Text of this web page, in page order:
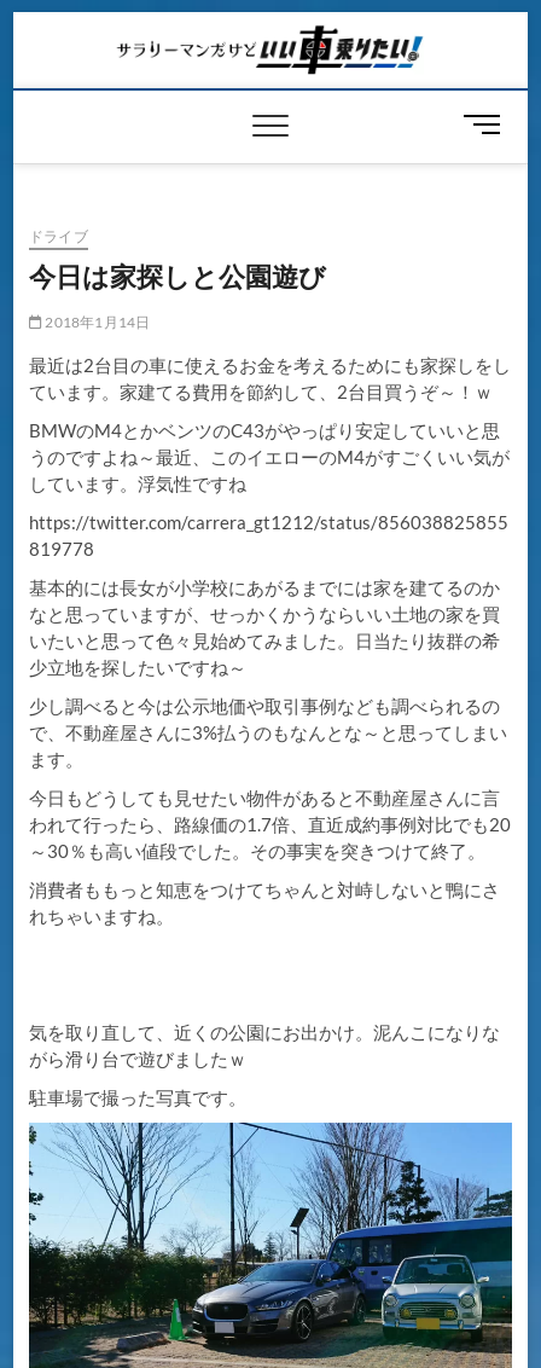
メ
ドライブ
今日は家探しと公園遊び
2018年1月14日
最近は2台目の車に使えるお金を考えるためにも家探しをし
ています。家建てる費用を節約して、2台目買うぞ～！ｗ
BMWのM4とかベンツのC43がやっぱり安定していいと思
うのですよね～最近、このイエローのM4がすごくいい気が
しています。浮気性ですね
https://twitter.com/carrera_gt1212/status/856038825855
819778
基本的には長女が小学校にあがるまでには家を建てるのか
なと思っていますが、せっかくかうならいい土地の家を買
いたいと思って色々見始めてみました。日当たり抜群の希
少立地を探したいですね～
少し調べると今は公示地価や取引事例なども調べられるの
で、不動産屋さんに3%払うのもなんとな～と思ってしまい
ます。
今日もどうしても見せたい物件があると不動産屋さんに言
われて行ったら、路線価の1.7倍、直近成約事例対比でも20
～30％も高い値段でした。その事実を突きつけて終了。
消費者ももっと知恵をつけてちゃんと対峙しないと鴨にさ
れちゃいますね。
気を取り直して、近くの公園にお出かけ。泥んこになりな
がら滑り台で遊びましたｗ
駐車場で撮った写真です。